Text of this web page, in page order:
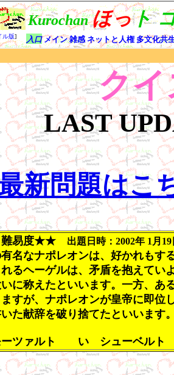
クイ
LAST
新問題はこ
難易度★★ 出題日時：2002年 1月
名なナポレオンは、好かれもす
るヘーゲルは、矛盾を抱えてい
に称えたといいます。一方、あ
すが、ナポレオンが皇帝に即位
た献辞を破り捨てたといいます
ツァルト い シューベル